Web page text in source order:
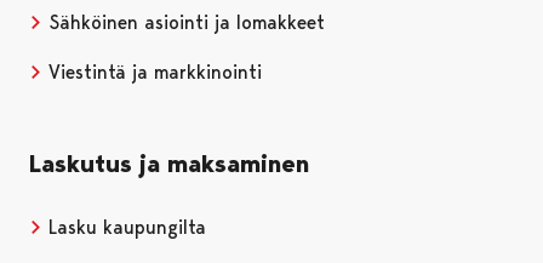
Sähköinen asiointi ja lomakkeet
Viestintä ja markkinointi
Laskutus ja maksaminen
Lasku kaupungilta